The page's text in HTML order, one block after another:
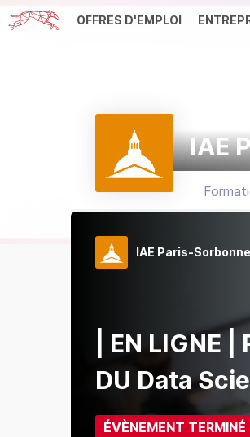
OFFRES D'EMPLOI
IAE
IAE Paris-
| EN LIGNE
DU Data
ÉVÈNEMENT TERMINÉ